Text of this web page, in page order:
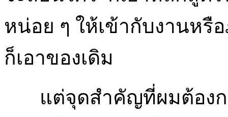
หน่อย ๆ ให้เข้ากับงานห
ก็เอาของเดิม
แต่จุดสำคัญที่ผมต้องก